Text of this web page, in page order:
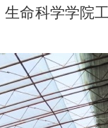
命科学学院